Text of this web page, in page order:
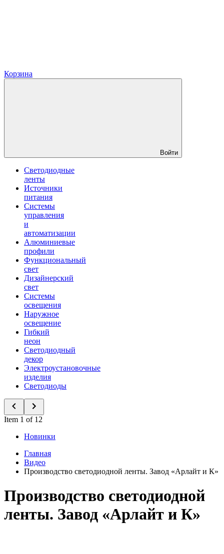
Корзина
Войти
Светодиодные
ленты
Источники
питания
Системы
управления
и
автоматизации
Алюминиевые
профили
Функциональный
свет
Дизайнерский
свет
Системы
освещения
Наружное
освещение
Гибкий
неон
Светодиодный
декор
Электроустановочные
изделия
Светодиоды
Item 1 of 12
Новинки
Главная
Видео
Производство светодиодной ленты. Завод «Арлайт и К»
Производство светодиодной
ленты. Завод «Арлайт и К»